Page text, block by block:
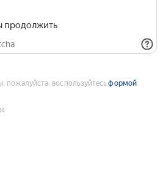
продолжить
пожалуйста, воспользуйтесьформой